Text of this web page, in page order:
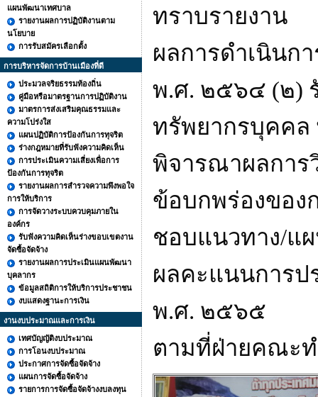
แผนพัฒนาเทศบาล
รายงานผลการปฏิบัติงานตาม
นโยบาย
การรับสมัครเลือกตั้ง
การบริหารจัดการบ้านเมืองที่ดี
ประมวลจริยธรรมท้องถิ่น
คู่มือหรือมาตรฐานการปฏิบัติงาน
มาตรการส่งเสริมคุณธรรมและ
ความโปร่งใส
แผนปฏิบัติการป้องกันการทุจริต
ร่างกฎหมายที่รับฟังความคิดเห็น
การประเมินความเสี่ยงเพื่อการ
ป้องกันการทุจริต
รายงานผลการสำรวจความพึงพอใจ
การให้บริการ
การจัดวางระบบควบคุมภายใน
องค์กร
รับฟังความคิดเห็นร่างขอบเขตงาน
จัดซื้อจัดจ้าง
รายงานผลการประเมินแผนพัฒนา
บุคลากร
ข้อมูลสถิติการให้บริการประชาชน
งบแสดงฐานะการเงิน
งานงบประมาณและการเงิน
เทศบัญญัติงบประมาณ
การโอนงบประมาณ
ประกาศการจัดซื้อจัดจ้าง
แผนการจัดซื้อจัดจ้าง
รายการการจัดซื้อจัดจ้างงบลงทุน
ทราบรายงาน
ผลการดำเนินก
พ.ศ. ๒๕๖๔ (๒)
ทรัพยากรบุคคล
พิจารณาผลการ
ข้อบกพร่องของ
ชอบแนวทาง/แ
ผลคะแนนการป
พ.ศ. ๒๕๖๕
ตามที่ฝ่ายคณะท